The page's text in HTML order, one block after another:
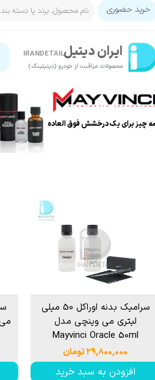
ایران‌ دیتیل
محصولات مراقبت از خودرو (دیتیلینگ)​​​​​​​
IRANDETAIL
حساب کاربری من
تغییر گذر واژه
خروج از حساب کاربری
خرید حضوری
چیز برای یک درخشش فوق العاده
سرامیک بدنه اوراکل 50 میلی
لیتری می وینچی مدل
Mayvinci Oracle 50ml
۲۹,۸۰۰,۰۰۰ تومان
افزودن به سبد خرید